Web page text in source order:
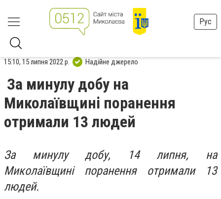
Рус
15:10, 15 липня 2022 р. Надійне джерело
За минулу добу на
Миколаївщині поранення
отримали 13 людей
За минулу добу, 14 липня, на
Миколаївщині поранення отримали 13
людей.